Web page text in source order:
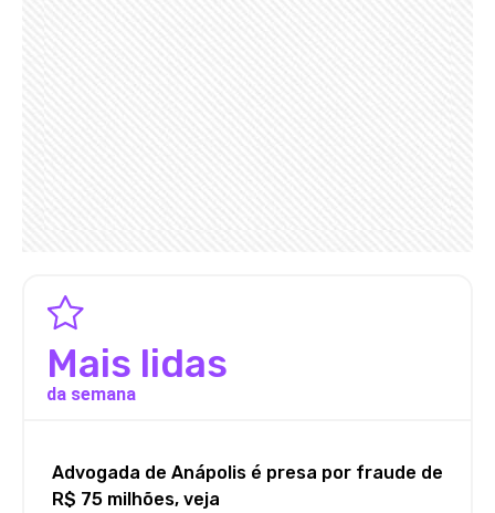
Mais lidas
da semana
Advogada de Anápolis é presa por fraude de
R$ 75 milhões, veja